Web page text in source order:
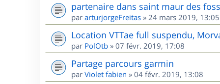
partenaire dans saint maur des
par arturjorgeFreitas » 24 mars 2019, 13:05
Location VTTae full suspendu,
par PolOtb » 07 févr. 2019, 17:08
Partage parcours garmin
par Violet fabien » 04 févr. 2019, 13:08